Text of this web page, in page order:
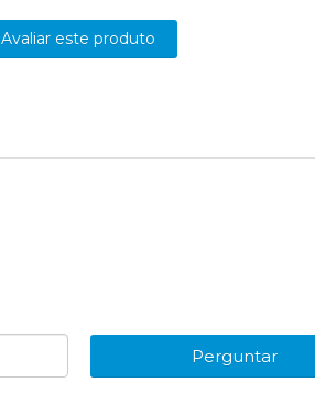
Avaliar este produto
Perguntar